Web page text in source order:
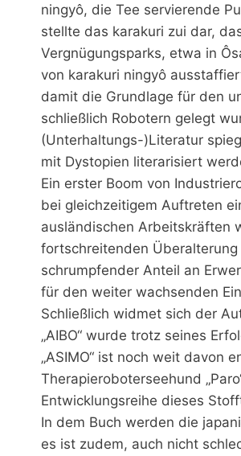
ningyô, die Tee servierende
stellte das karakuri zui dar,
Vergnügungsparks, etwa in
von karakuri ningyô
damit die Grundlage für den
schließlich Robotern gelegt
(Unterhaltungs-)Literatur
mit Dystopien literarisiert
Ein erster Boom von
bei gleichzeitigem Auftreten
ausländischen Arbeitskräften
fortschreitenden
schrumpfender Anteil an
für den weiter wachsenden
Schließlich widmet sich der
„AIBO“ wurde trotz seines
„ASIMO“ ist noch weit davon
Therapieroboterseehund
Entwicklungsreihe dieses
In dem Buch werden die
es ist zudem, auch nicht